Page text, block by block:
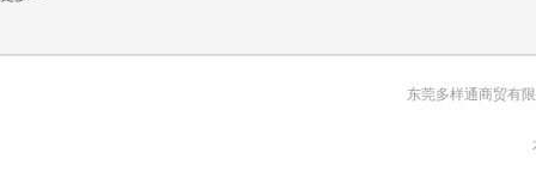
东莞多样通商贸有